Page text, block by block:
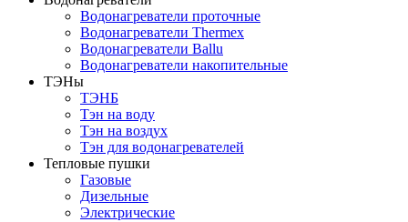
Водонагреватели проточные
Водонагреватели Thermex
Водонагреватели Ballu
Водонагреватели накопительные
ТЭНы
ТЭНБ
Тэн на воду
Тэн на воздух
Тэн для водонагревателей
Тепловые пушки
Газовые
Дизельные
Электрические